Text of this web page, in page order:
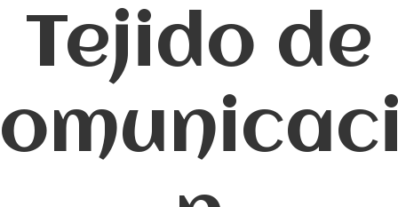
Tejido de